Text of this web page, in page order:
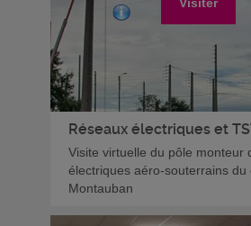
Réseaux électriques et
Visite virtuelle du pôle monteur
électriques aéro-souterrains du
Montauban